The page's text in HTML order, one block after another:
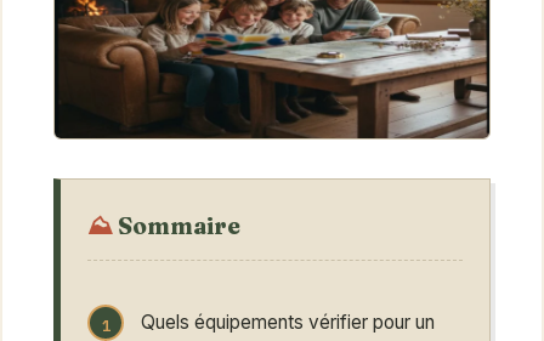
Sommaire
Quels équipements vérifier pour un